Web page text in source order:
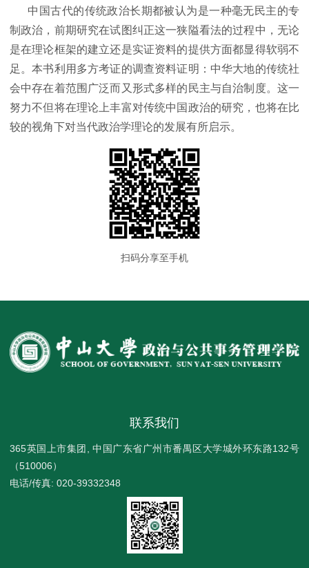
中国古代的传统政治长期都被认为是一种毫无民主的专
制政治，前期研究在试图纠正这一狭隘看法的过程中，无论
是在理论框架的建立还是实证资料的提供方面都显得软弱不
足。本书利用多方考证的调查资料证明：中华大地的传统社
会中存在着范围广泛而又形式多样的民主与自治制度。这一
努力不但将在理论上丰富对传统中国政治的研究，也将在比
较的视角下对当代政治学理论的发展有所启示。
联系我们
365英国上市集团, 中国广东省广州市番禺区大学城外环东路132号
（510006）
电话/传真: 020-39332348